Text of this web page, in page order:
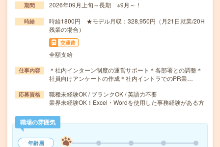
期間 2026年09月上旬～長期 ※9月～！
時給
時給1800円 ★モデル月収：328,950円（月21日就業/20H
残業の場合）
交通費
全額支給
仕事内容
＊社内インターン制度の運営サポート＊各部署との調整＊
社員向けアンケートの作成＊社内イントラでのPR業…
応募資格
職種未経験OK / ブランクOK / 英語力不要
業界未経験OK！Excel・Wordを使用した事務経験がある方
職場の雰囲気
年齢層